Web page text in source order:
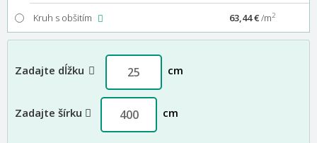
Kruh s obšitím 63,44 €/m2
Zadajte dĺžku cm
Zadajte šírku cm